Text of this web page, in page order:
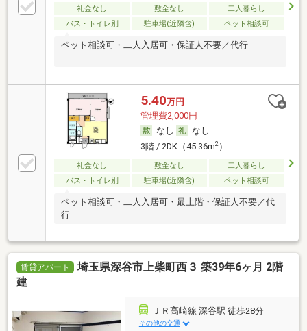
礼金なし 敷金なし
二人暮らし
バス・トイレ別
駐車場(近隣含) ペット相談可
ペット相談可・二人入居可・保証人不要／代行
5.40万円
管理費2,000円
なし
なし
3階 / 2DK（45.36m2）
礼金なし 敷金なし
二人暮らし
バス・トイレ別
駐車場(近隣含) ペット相談可
ペット相談可・二人入居可・最上階・保証人不要／代
行
賃貸アパート
埼玉県深谷市上柴町西３ 築39年6ヶ月 2階
建
ＪＲ高崎線 深谷駅 徒歩28分
その他の交通